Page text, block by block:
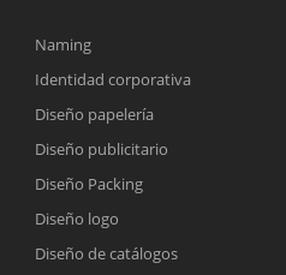
Naming
Identidad corporativa
Diseño papelería
Diseño publicitario
Diseño Packing
Diseño logo
Diseño de catálogos